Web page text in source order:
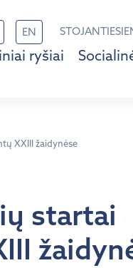
EN
ryšiai
XXIII žaidynėse
startai